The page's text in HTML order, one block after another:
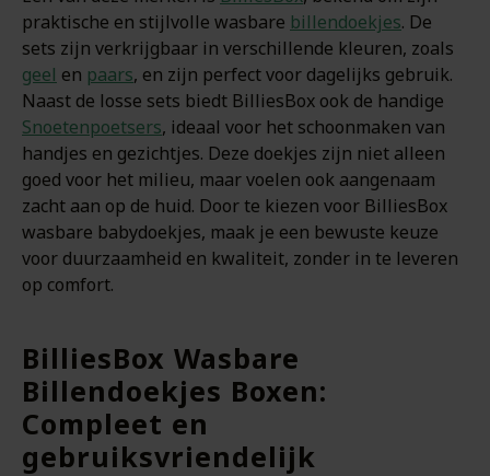
praktische en stijlvolle wasbare billendoekjes. De
sets zijn verkrijgbaar in verschillende kleuren, zoals
geel en paars, en zijn perfect voor dagelijks gebruik.
Naast de losse sets biedt BilliesBox ook de handige
Snoetenpoetsers, ideaal voor het schoonmaken van
handjes en gezichtjes. Deze doekjes zijn niet alleen
goed voor het milieu, maar voelen ook aangenaam
zacht aan op de huid. Door te kiezen voor BilliesBox
wasbare babydoekjes, maak je een bewuste keuze
voor duurzaamheid en kwaliteit, zonder in te leveren
op comfort.
BilliesBox Wasbare
Billendoekjes Boxen:
Compleet en
gebruiksvriendelijk